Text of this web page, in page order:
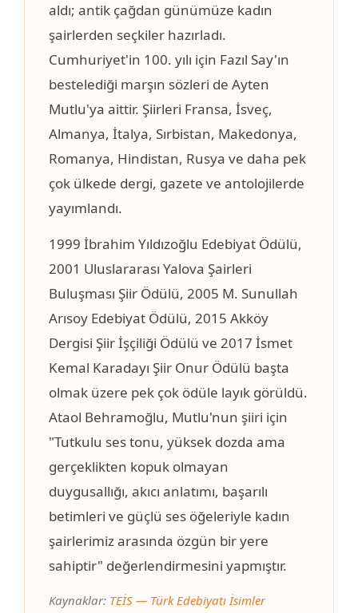
aldı; antik çağdan günümüze kadın
şairlerden seçkiler hazırladı.
Cumhuriyet'in 100. yılı için Fazıl Say'ın
bestelediği marşın sözleri de Ayten
Mutlu'ya aittir. Şiirleri Fransa, İsveç,
Almanya, İtalya, Sırbistan, Makedonya,
Romanya, Hindistan, Rusya ve daha pek
çok ülkede dergi, gazete ve antolojilerde
yayımlandı.
1999 İbrahim Yıldızoğlu Edebiyat Ödülü,
2001 Uluslararası Yalova Şairleri
Buluşması Şiir Ödülü, 2005 M. Sunullah
Arısoy Edebiyat Ödülü, 2015 Akköy
Dergisi Şiir İşçiliği Ödülü ve 2017 İsmet
Kemal Karadayı Şiir Onur Ödülü başta
olmak üzere pek çok ödüle layık görüldü.
Ataol Behramoğlu, Mutlu'nun şiiri için
"Tutkulu ses tonu, yüksek dozda ama
gerçeklikten kopuk olmayan
duygusallığı, akıcı anlatımı, başarılı
betimleri ve güçlü ses öğeleriyle kadın
şairlerimiz arasında özgün bir yere
sahiptir" değerlendirmesini yapmıştır.
Kaynaklar: TEİS — Türk Edebiyatı İsimler